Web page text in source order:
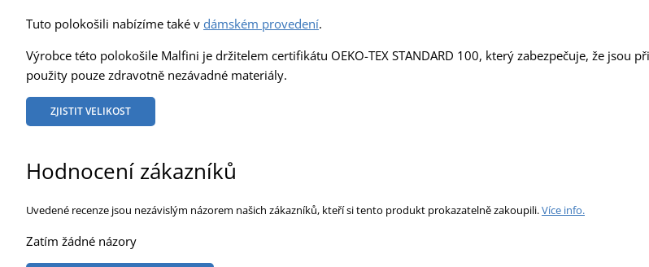
Tuto polokošili nabízíme také v dámském provedení.
Výrobce této polokošile Malfini je držitelem certifikátu OEKO-TEX STANDARD 100, který zabezpečuje, že jsou
použity pouze zdravotně nezávadné materiály.
ZJISTIT VELIKOST
Hodnocení zákazníků
Uvedené recenze jsou nezávislým názorem našich zákazníků, kteří si tento produkt prokazatelně zakoupili.Více info.
Zatím žádné názory